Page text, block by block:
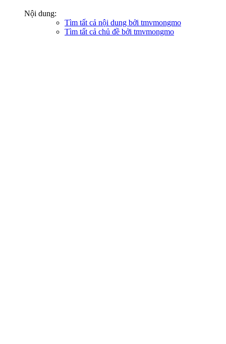
Nội dung:
Tìm tất cả nội dung bởi tmvmongmo
Tìm tất cả chủ đề bởi tmvmongmo